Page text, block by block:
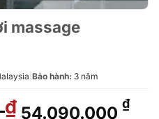
massage
Bảo hành: 3 năm
₫ Giá
54.090.000 ₫Giá